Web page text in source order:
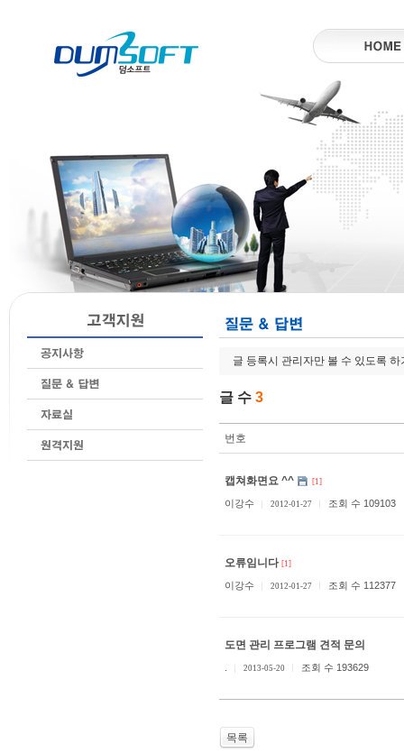
글 등록시 관리자만 볼 수 있도록
글 수 3
번호
캡쳐화면요 ^^ [1]
이강수 2012-01-27 조회 수 109103
오류임니다 [1]
이강수 2012-01-27 조회 수 112377
도면 관리 프로그램 견적 문의
2013-05-20 조회 수 193629
목록